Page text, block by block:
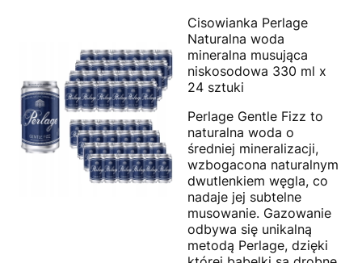
Cisowianka Perlage
Naturalna woda
mineralna musująca
niskosodowa 330 ml x
24 sztuki
Perlage Gentle Fizz to
naturalna woda o
średniej mineralizacji,
wzbogacona naturalnym
dwutlenkiem węgla, co
nadaje jej subtelne
musowanie. Gazowanie
odbywa się unikalną
metodą Perlage, dzięki